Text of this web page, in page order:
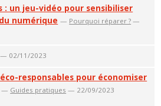
: un jeu-vidéo pour sensibiliser
numérique — Pourquoi réparer ? —
— 02/11/2023
éco-responsables pour économiser
— Guides pratiques — 22/09/2023